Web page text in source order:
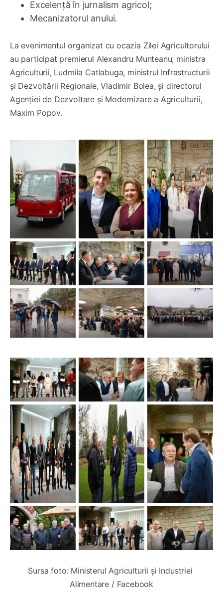
Excelență în jurnalism agricol;
Mecanizatorul anului.
La evenimentul organizat cu ocazia Zilei Agricultorului
au participat premierul Alexandru Munteanu, ministra
Agriculturii, Ludmila Catlabuga, ministrul Infrastructurii
și Dezvoltării Regionale, Vladimir Bolea, și directorul
Agenției de Dezvoltare și Modernizare a Agriculturii,
Maxim Popov.
Sursa foto: Ministerul Agriculturii și Industriei
Alimentare / Facebook